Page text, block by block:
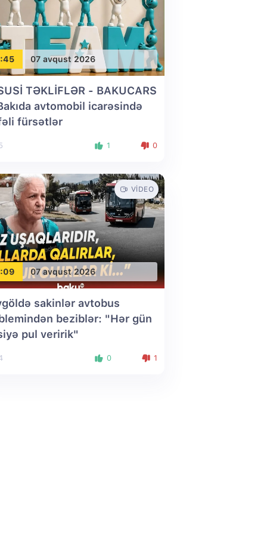
07 avqust 2026
TƏKLİFLƏR - BAKUCARS
avtomobil icarəsində
fürsətlər
1 0
07 avqust 2026
VIDEO
sakinlər avtobus
beziblər: "Hər gün
pul veririk"
0 1